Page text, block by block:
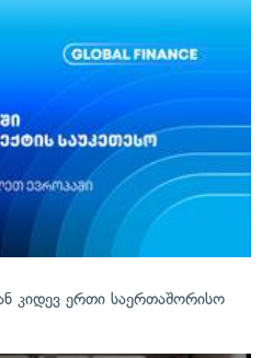
კიდევ ერთი საერთაშორისო